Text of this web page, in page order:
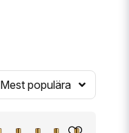
Mest populära